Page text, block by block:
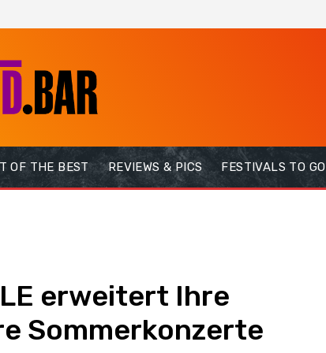
OF THE BEST REVIEWS & PICS FESTIVALS TO GO
erweitert Ihre
Sommerkonzerte